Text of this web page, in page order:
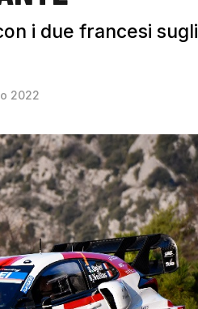
i due francesi sugli
2022